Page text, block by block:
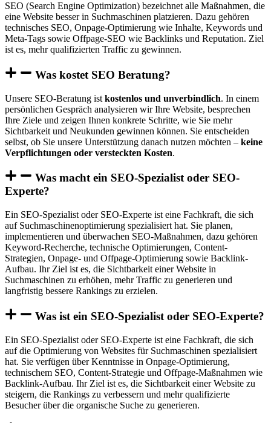
SEO (Search Engine Optimization) bezeichnet alle Maßnahmen, die
eine Website besser in Suchmaschinen platzieren. Dazu gehören
technisches SEO, Onpage-Optimierung wie Inhalte, Keywords und
Meta-Tags sowie Offpage-SEO wie Backlinks und Reputation. Ziel
ist es, mehr qualifizierten Traffic zu gewinnen.
Was kostet SEO Beratung?
Unsere SEO-Beratung ist kostenlos und unverbindlich. In einem
persönlichen Gespräch analysieren wir Ihre Website, besprechen
Ihre Ziele und zeigen Ihnen konkrete Schritte, wie Sie mehr
Sichtbarkeit und Neukunden gewinnen können. Sie entscheiden
selbst, ob Sie unsere Unterstützung danach nutzen möchten – keine
Verpflichtungen oder versteckten Kosten.
Was macht ein SEO-Spezialist oder SEO-
Experte?
Ein SEO-Spezialist oder SEO-Experte ist eine Fachkraft, die sich
auf Suchmaschinenoptimierung spezialisiert hat. Sie planen,
implementieren und überwachen SEO-Maßnahmen, dazu gehören
Keyword-Recherche, technische Optimierungen, Content-
Strategien, Onpage- und Offpage-Optimierung sowie Backlink-
Aufbau. Ihr Ziel ist es, die Sichtbarkeit einer Website in
Suchmaschinen zu erhöhen, mehr Traffic zu generieren und
langfristig bessere Rankings zu erzielen.
Was ist ein SEO-Spezialist oder SEO-Experte?
Ein SEO-Spezialist oder SEO-Experte ist eine Fachkraft, die sich
auf die Optimierung von Websites für Suchmaschinen spezialisiert
hat. Sie verfügen über Kenntnisse in Onpage-Optimierung,
technischem SEO, Content-Strategie und Offpage-Maßnahmen wie
Backlink-Aufbau. Ihr Ziel ist es, die Sichtbarkeit einer Website zu
steigern, die Rankings zu verbessern und mehr qualifizierte
Besucher über die organische Suche zu generieren.